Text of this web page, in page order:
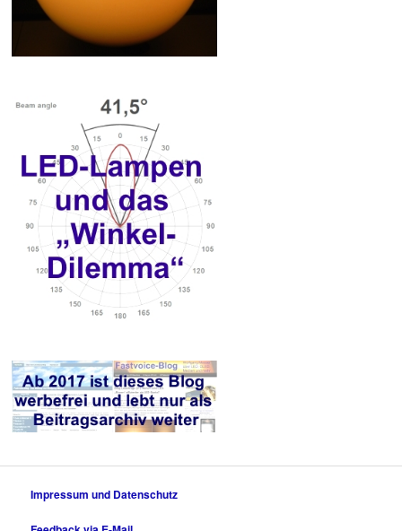
Impressum und Datenschutz